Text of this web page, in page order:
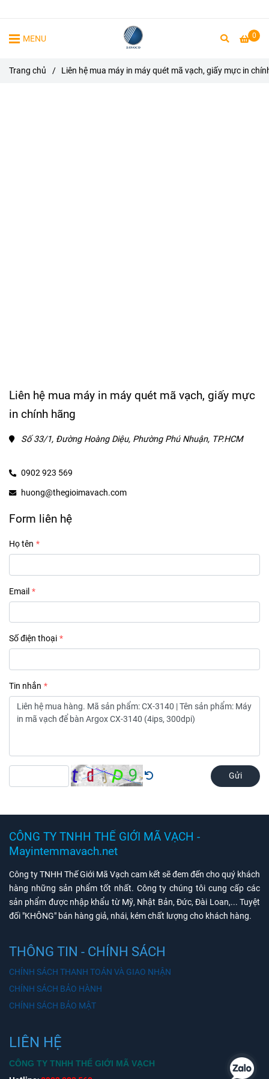
0
MENU
Trang chủ / Liên hệ mua máy in máy quét mã vạch, giấy mực in
Liên hệ mua máy in máy quét mã vạch, giấy mực
in chính hãng
Số 33/1, Đường Hoàng Diệu, Phường Phú Nhuận, TP.HCM
0902 923 569
huong@thegioimavach.com
Form liên hệ
Họ tên
Email
Số điện thoại
Tin nhắn
Gửi
CÔNG TY TNHH THẾ GIỚI MÃ VẠCH -
Mayintemmavach.net
Công ty TNHH Thế Giới Mã Vạch cam kết sẽ đem đến cho quý khách
hàng những sản phẩm tốt nhất. Công ty chúng tôi cung cấp các
sản phẩm được nhập khẩu từ Mỹ, Nhật Bản, Đức, Đài Loan,... Tuyệt
đối "KHÔNG" bán hàng giả, nhái, kém chất lượng cho khách hàng.
THÔNG TIN - CHÍNH SÁCH
CHÍNH SÁCH THANH TOÁN VÀ GIAO NHẬN
CHÍNH SÁCH BẢO HÀNH
CHÍNH SÁCH BẢO MẬT
LIÊN HỆ
CÔNG TY TNHH THẾ GIỚI MÃ VẠCH